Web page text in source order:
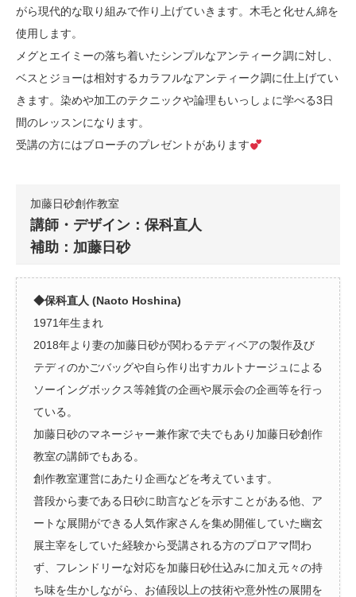
がら現代的な取り組みで作り上げていきます。木毛と化せん綿を
使用します。
メグとエイミーの落ち着いたシンプルなアンティーク調に対し、
ベスとジョーは相対するカラフルなアンティーク調に仕上げてい
きます。染めや加工のテクニックや論理もいっしょに学べる3日
間のレッスンになります。
受講の方にはブローチのプレゼントがあります
加藤日砂創作教室
講師・デザイン：保科直人
補助：加藤日砂
◆保科直人 (Naoto Hoshina)
1971年生まれ
2018年より妻の加藤日砂が関わるテディベアの製作及び
テディのかごバッグや自ら作り出すカルトナージュによる
ソーイングボックス等雑貨の企画や展示会の企画等を行っ
ている。
加藤日砂のマネージャー兼作家で夫でもあり加藤日砂創作
教室の講師でもある。
創作教室運営にあたり企画などを考えています。
普段から妻である日砂に助言などを示すことがある他、ア
ートな展開ができる人気作家さんを集め開催していた幽玄
展主宰をしていた経験から受講される方のプロアマ問わ
ず、フレンドリーな対応を加藤日砂仕込みに加え元々の持
ち味を生かしながら、お値段以上の技術や意外性の展開を